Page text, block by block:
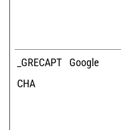
_GRECAPT
CHA
Google